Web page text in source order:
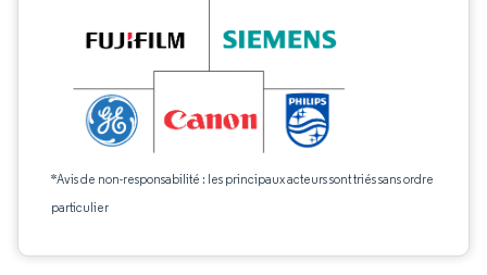
*Avis de non-responsabilité : les principaux acteurs sont triés sans ordre
particulier